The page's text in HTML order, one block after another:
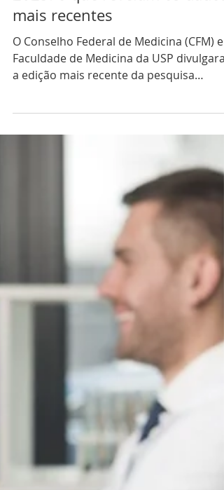
ATUALIDADES
Demografia Médica no Brasil
2025: o que revelam os dados
mais recentes
O Conselho Federal de Medicina (CFM) e a
Demografia Médica no Brasil 2025, com
dados atualizados até dezembro de 2024.